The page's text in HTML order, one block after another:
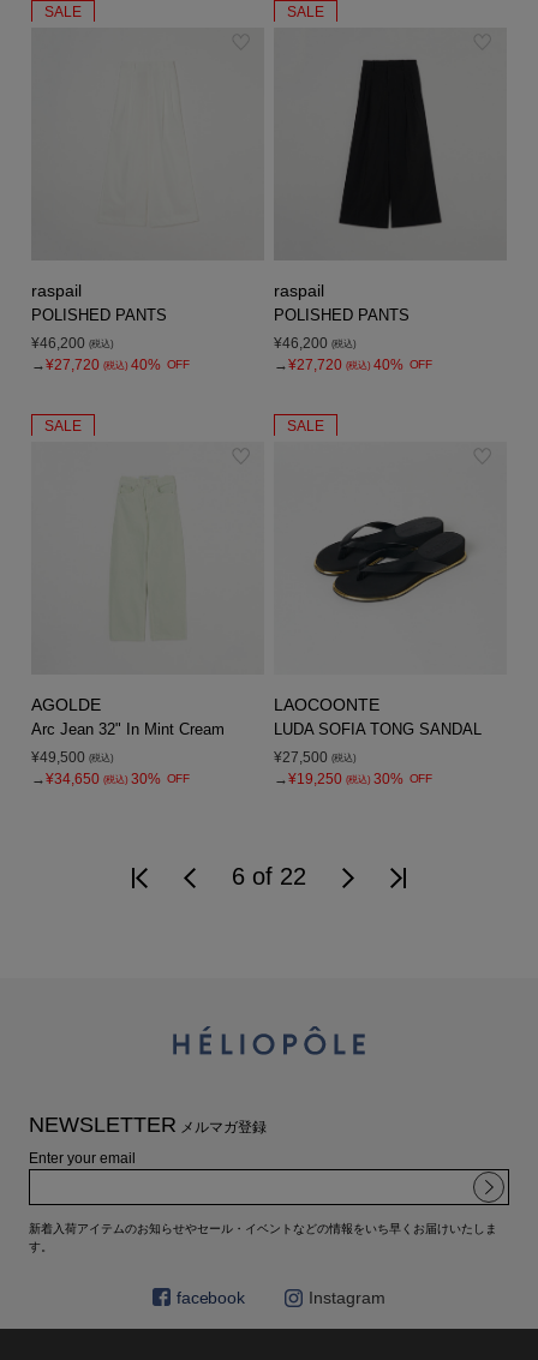
SALE
raspail
POLISHED PANTS
¥46,200 (税込)
→¥27,720 (税込) 40% OFF
SALE
raspail
POLISHED PANTS
¥46,200 (税込)
→¥27,720 (税込) 40% OFF
SALE
AGOLDE
Arc Jean 32" In Mint Cream
¥49,500 (税込)
→¥34,650 (税込) 30% OFF
SALE
LAOCOONTE
LUDA SOFIA TONG SANDAL
¥27,500 (税込)
→¥19,250 (税込) 30% OFF
6 of 22
NEWSLETTER メルマガ登録
Enter your email
新着入荷アイテムのお知らせやセール・イベントなどの情報をいち早くお届けいたしま
す。
facebook Instagram